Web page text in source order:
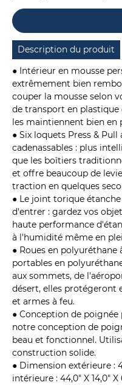
Description du produit
● Intérieur en mousse
extrêmement bien
couper la mousse selon
de transport en
les maintiennent bien en
● Six loquets Press &
cadenassables : plus
que les boîtiers
et offre beaucoup de
traction en quelques
● Le joint torique
d'entrer : gardez vos
haute performance
à l'humidité même en
● Roues en
portables en
aux sommets, de
désert, elles protégeront
et armes à feu.
● Conception de
notre conception de
beau et fonctionnel.
construction solide.
● Dimension extérieure :
intérieure : 44,0" X 14,0"